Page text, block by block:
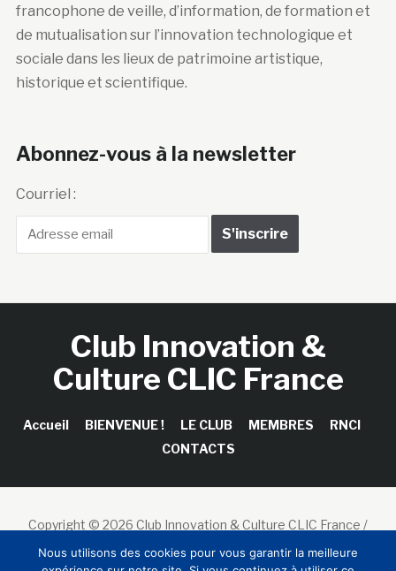
francophone de veille, d’information, de formation et
de mutualisation sur l’innovation technologique et
sociale dans les lieux de patrimoine artistique,
historique et scientifique.
Abonnez-vous à la newsletter
Courriel :
Club Innovation &
Culture CLIC France
Accueil BIENVENUE ! LE CLUB MEMBRES
RNCI
CONTACTS
Copyright © 2026 Club Innovation & Culture CLIC France /
Sinapses Conseils
Nous utilisons des cookies pour vous garantir la meilleure